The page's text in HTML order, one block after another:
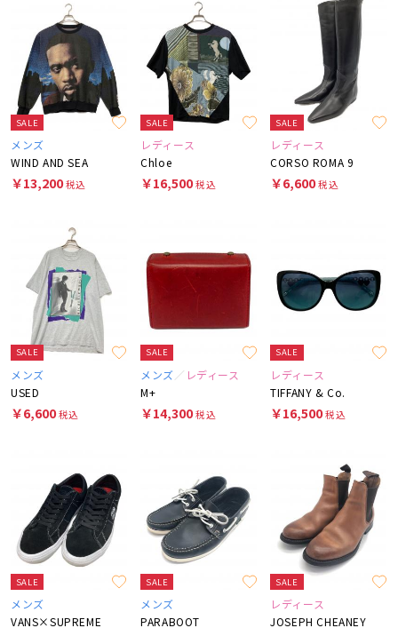
SALE
メンズ
WIND AND SEA
￥13,200税込
SALE
レディース
Chloe
￥16,500税込
SALE
レディース
CORSO ROMA 9
￥6,600税込
SALE
メンズ
USED
￥6,600税込
SALE
メンズ
レディース
M+
￥14,300税込
SALE
レディース
TIFFANY & Co.
￥16,500税込
SALE
メンズ
VANS×SUPREME
SALE
メンズ
PARABOOT
SALE
レディース
JOSEPH CHEANEY